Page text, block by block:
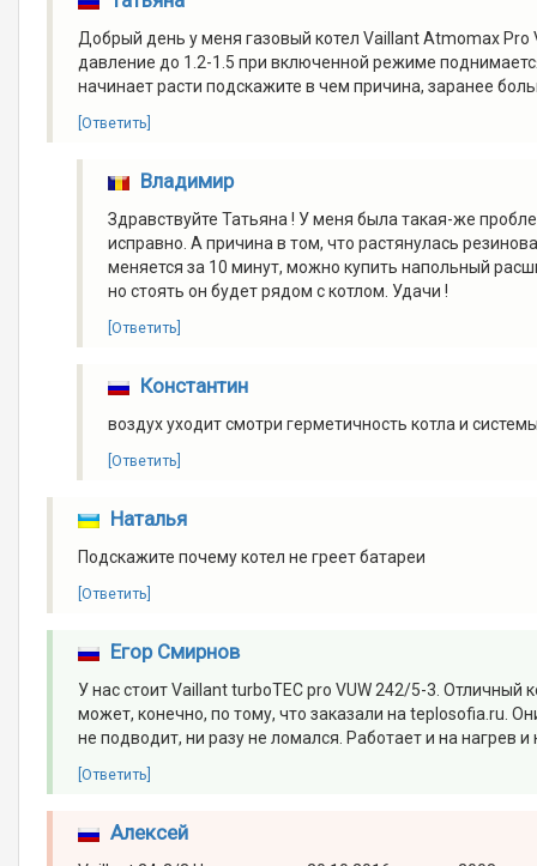
Добрый день у меня газовый котел Vaillant Atmomax
давление до 1.2-1.5 при включенной режиме
начинает расти подскажите в чем причина, заранее
[Ответить]
Владимир
Здравствуйте Татьяна ! У меня была такая-же
исправно. А причина в том, что растянулась
меняется за 10 минут, можно купить напольный
но стоять он будет рядом с котлом. Удачи !
[Ответить]
Константин
воздух уходит смотри герметичность котла и
[Ответить]
Наталья
Подскажите почему котел не греет батареи
[Ответить]
Егор Смирнов
У нас стоит Vaillant turboTEC pro VUW 242/5-3.
может, конечно, по тому, что заказали на teplosofia.ru.
не подводит, ни разу не ломался. Работает и на нагрев и
[Ответить]
Алексей